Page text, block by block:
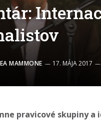
MAMMONE 17. MÁJA 2017
pravicové skupiny